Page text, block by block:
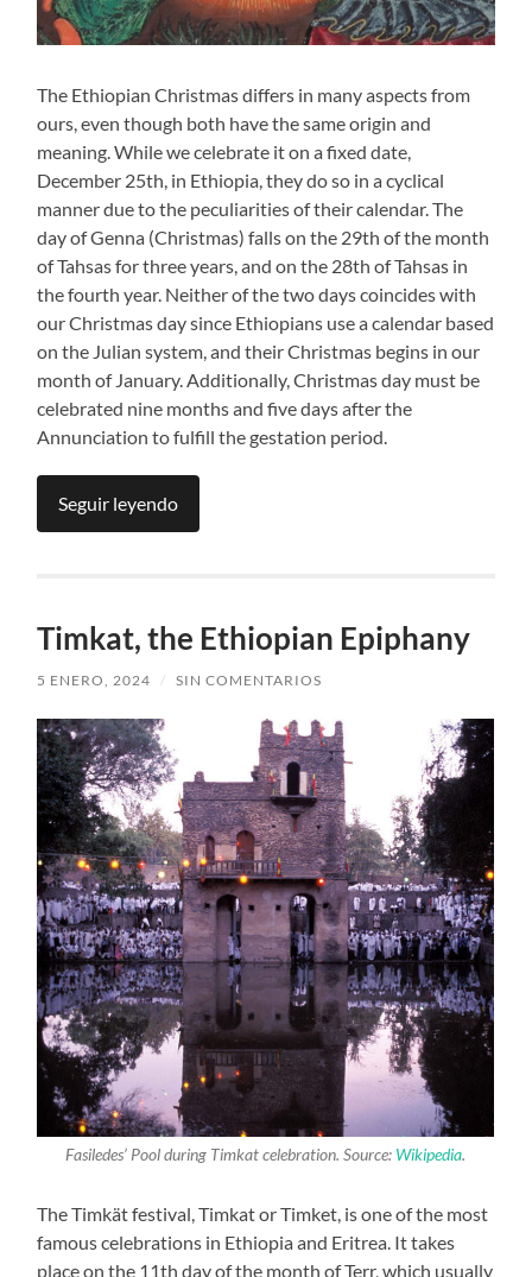
The Ethiopian Christmas differs in many aspects from
ours, even though both have the same origin and
meaning. While we celebrate it on a fixed date,
December 25th, in Ethiopia, they do so in a cyclical
manner due to the peculiarities of their calendar. The
day of Genna (Christmas) falls on the 29th of the month
of Tahsas for three years, and on the 28th of Tahsas in
the fourth year. Neither of the two days coincides with
our Christmas day since Ethiopians use a calendar based
on the Julian system, and their Christmas begins in our
month of January. Additionally, Christmas day must be
celebrated nine months and five days after the
Annunciation to fulfill the gestation period.
Seguir leyendo
Timkat, the Ethiopian Epiphany
5 ENERO, 2024 / SIN COMENTARIOS
Fasiledes’ Pool during Timkat celebration. Source: Wikipedia.
The Timkät festival, Timkat or Timket, is one of the most
famous celebrations in Ethiopia and Eritrea. It takes
place on the 11th day of the month of Terr, which usually